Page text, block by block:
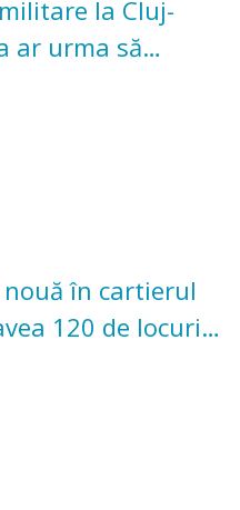
la Cluj-
ar urma să
acestui an
în cartierul
120 de locuri